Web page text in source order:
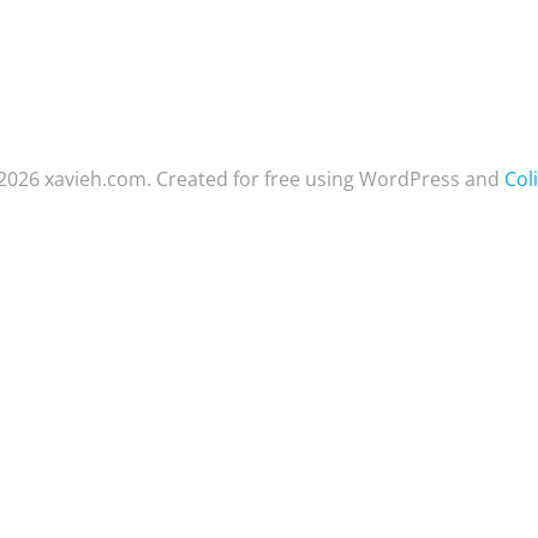
xavieh.com. Created for free using WordPress and